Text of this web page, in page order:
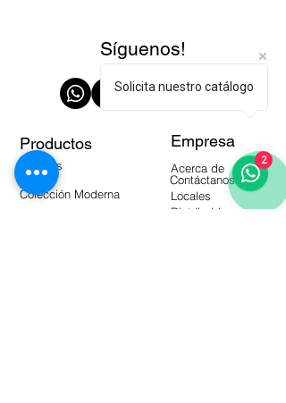
Síguenos!
Productos
Paredes
Pisos
Colección Moderna
Empresa
Acerca de
Contáctanos
Locales
Distribuidores
Solicita nuestro catálogo
2